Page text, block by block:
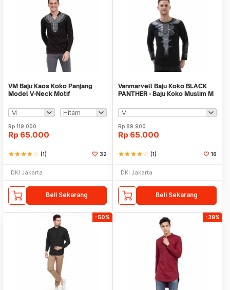
VM Baju Kaos Koko Panjang
Model V-Neck Motif
Rp119.000
Rp 65.000
starstarstarstarstar_border (1) 32
DKI Jakarta
Beli Sekarang
Vanmarvell Baju Koko BLACK
PANTHER - Baju Koko Muslim M
Rp89.900
Rp 65.000
starstarstarstarstar_border (1) 16
DKI Jakarta
Beli Sekarang
-50% -39%